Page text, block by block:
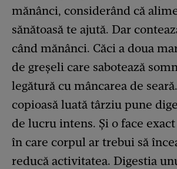
mănânci, considerând că
sănătoasă te ajută. Dar
când mănânci. Căci a doua
de greșeli care sabotează
legătură cu mâncarea de
copioasă luată târziu pune
de lucru intens. Și o face
în care corpul ar trebui să
reducă activitatea. Digestia